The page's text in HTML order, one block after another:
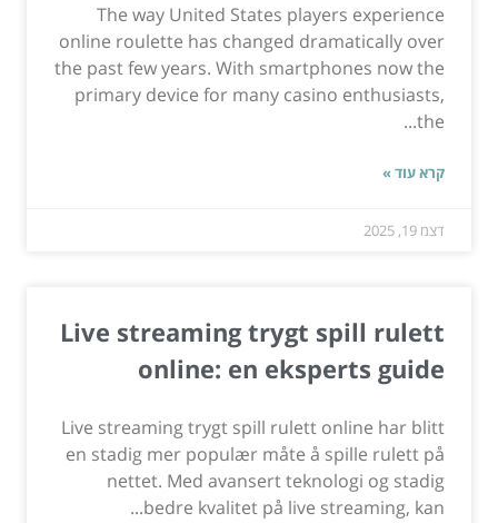
The way United States players experience
online roulette has changed dramatically over
the past few years. With smartphones now the
primary device for many casino enthusiasts,
the...
קרא עוד »
דצמ 19, 2025
Live streaming trygt spill rulett
online: en eksperts guide
Live streaming trygt spill rulett online har blitt
en stadig mer populær måte å spille rulett på
nettet. Med avansert teknologi og stadig
bedre kvalitet på live streaming, kan...